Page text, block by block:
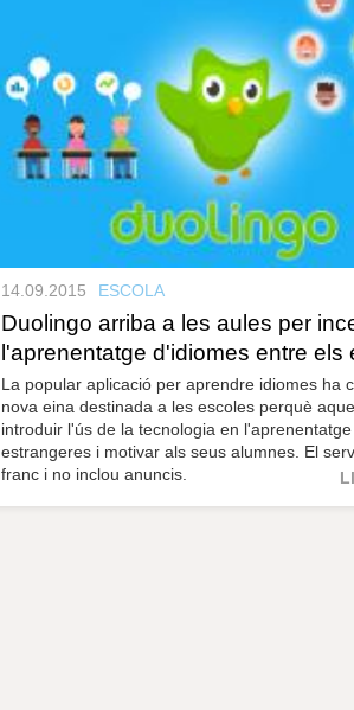
14.09.2015 ESCOLA
Duolingo arriba a les aules per
l'aprenentatge d'idiomes entre els
La popular aplicació per aprendre idiomes ha
nova eina destinada a les escoles perquè
introduir l'ús de la tecnologia en
estrangeres i motivar als seus alumnes. El
franc i no inclou anuncis.